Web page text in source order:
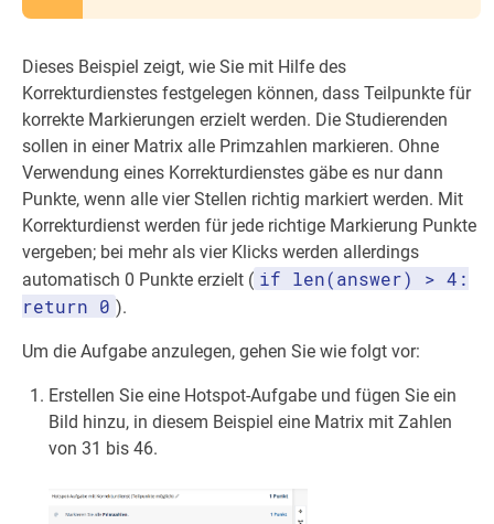
Dieses Beispiel zeigt, wie Sie mit Hilfe des
Korrekturdienstes festgelegen können, dass Teilpunkte für
korrekte Markierungen erzielt werden. Die Studierenden
sollen in einer Matrix alle Primzahlen markieren. Ohne
Verwendung eines Korrekturdienstes gäbe es nur dann
Punkte, wenn alle vier Stellen richtig markiert werden. Mit
Korrekturdienst werden für jede richtige Markierung Punkte
vergeben; bei mehr als vier Klicks werden allerdings
automatisch 0 Punkte erzielt ( if len(answer) > 4:
return 0 ).
Um die Aufgabe anzulegen, gehen Sie wie folgt vor:
Erstellen Sie eine Hotspot-Aufgabe und fügen Sie ein
Bild hinzu, in diesem Beispiel eine Matrix mit Zahlen
von 31 bis 46.